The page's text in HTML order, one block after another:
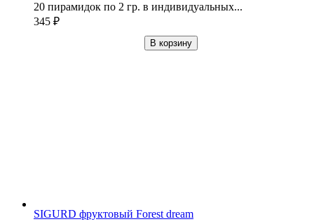
20 пирамидок по 2 гр. в индивидуальных...
345 ₽
В корзину
SIGURD фруктовый Forest dream